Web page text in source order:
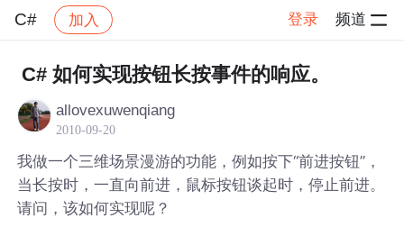
C# 加入 登录 频道
社区 C# 帖子详情
C# 如何实现按钮长按事件的响应。
allovexuwenqiang
2010-09-20
我做一个三维场景漫游的功能，例如按下“前进按钮”，
当长按时，一直向前进，鼠标按钮谈起时，停止前进。
请问，该如何实现呢？